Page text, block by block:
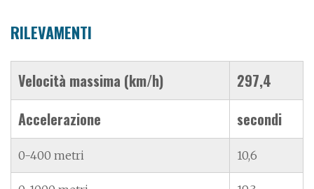
RILEVAMENTI
Velocità massima (km/h)
297,4
Accelerazione
secondi
0-400 metri 10,6